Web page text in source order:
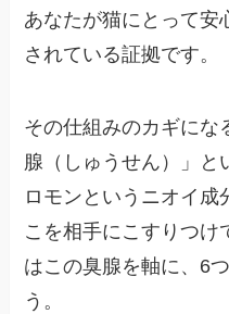
あなたが猫にとって安
されている証拠です。
その仕組みのカギにな
腺（しゅうせん）」と
ロモンというニオイ成
こを相手にこすりつけ
はこの臭腺を軸に、6
う。